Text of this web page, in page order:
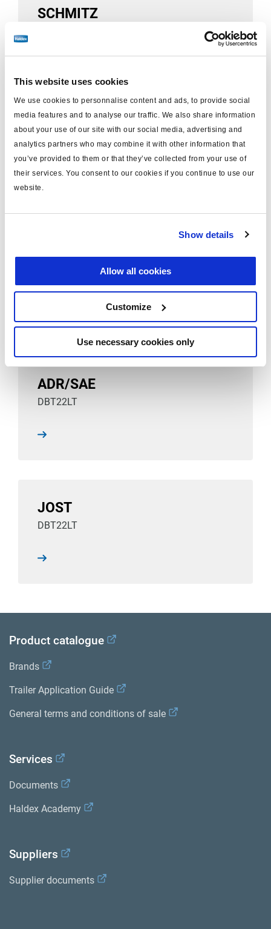
This website uses cookies
We use cookies to personnalise content and ads, to provide social
media features and to analyse our traffic. We also share information
about your use of our site with our social media, advertising and
analytics partners who may combine it with other information that
you’ve provided to them or that they’ve collected from your use of
their services. You consent to our cookies if you continue to use our
website.
Show details
Allow all cookies
Customize
Use necessary cookies only
SCHMITZ
KÖGEL
DBT22LT
ASSALI STEFEN
ADR/SAE
DBT22LT
JOST
DBT22LT
Product catalogue
Brands
Trailer Application Guide
General terms and conditions of sale
Services
Documents
Haldex Academy
Suppliers
Supplier documents